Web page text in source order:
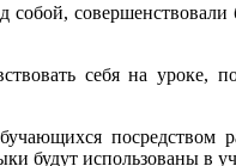
себя на
будут использованы в